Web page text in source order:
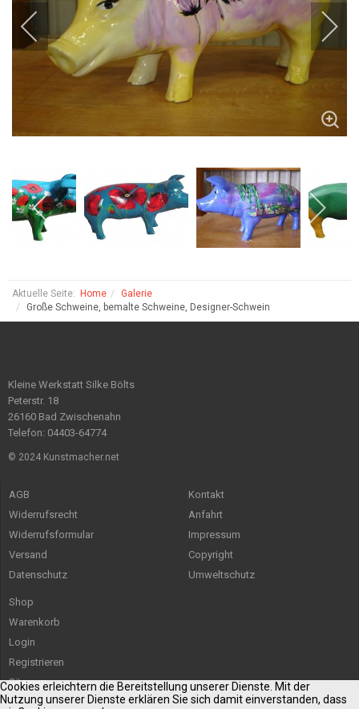
Aktuelle Seite: Home
Galerie
Große Schweine, bemalte Schweine, Designer-Schwein
Kleine Werkstatt Silke Bölts
Peterstr. 18
26160 Bad Zwischenahn
Telefon: 04403-64774
© 2024 Kunstmacher.net
AGB
Widerrufsrecht
Widerrufsformular
Versand
Datenschutz
Kontakt
Anfahrt
Impressum
Copyright
Umweltschutz
Shop
Warenkorb
Login
Registrieren
Sitemap
Cookies erleichtern die Bereitstellung unserer Dienste. Mit der
Nutzung unserer Dienste erklären Sie sich damit einverstanden, dass